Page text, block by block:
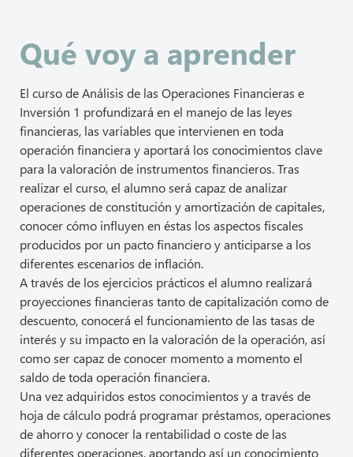
Qué voy a aprender
El curso de Análisis de las Operaciones Financieras e
Inversión 1 profundizará en el manejo de las leyes
financieras, las variables que intervienen en toda
operación financiera y aportará los conocimientos clave
para la valoración de instrumentos financieros. Tras
realizar el curso, el alumno será capaz de analizar
operaciones de constitución y amortización de capitales,
conocer cómo influyen en éstas los aspectos fiscales
producidos por un pacto financiero y anticiparse a los
diferentes escenarios de inflación.
A través de los ejercicios prácticos el alumno realizará
proyecciones financieras tanto de capitalización como de
descuento, conocerá el funcionamiento de las tasas de
interés y su impacto en la valoración de la operación, así
como ser capaz de conocer momento a momento el
saldo de toda operación financiera.
Una vez adquiridos estos conocimientos y a través de
hoja de cálculo podrá programar préstamos, operaciones
de ahorro y conocer la rentabilidad o coste de las
diferentes operaciones, aportando así un conocimiento